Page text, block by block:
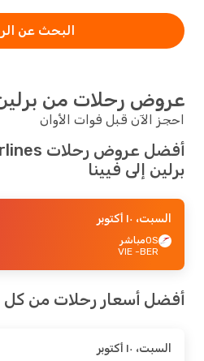
البحث عن
عروض رحلات من برلين
احجز الآن قبل فوات الأوان
برلين إلى فيينا
السبت، ١٠ أكتوبر
OSمباشر
BER
- VIE
أفضل أسعار رحلات من كل
السبت، ١٠ أكتوبر